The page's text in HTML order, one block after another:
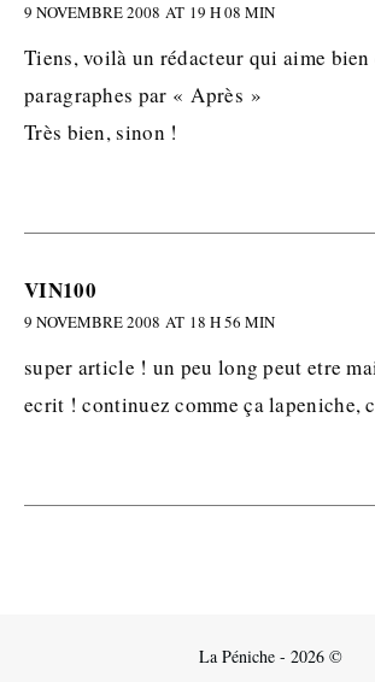
9 NOVEMBRE 2008 AT 19 H 08 MIN
Tiens, voilà un rédacteur qui aime bien
paragraphes par « Après »
Très bien, sinon !
VIN100
9 NOVEMBRE 2008 AT 18 H 56 MIN
super article ! un peu long peut etre
ecrit ! continuez comme ça lapeniche,
La Péniche - 2026 ©